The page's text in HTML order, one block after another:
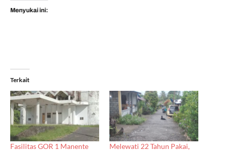
Menyukai ini:
Terkait
Fasilitas GOR 1 Manente
Melewati 22 Tahun Pakai,